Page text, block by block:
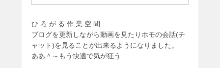
ひ ろ が る 作 業 空 間
ブログを更新しながら動画を見たりホモの会話(チ
ャット)を見ることが出来るようになりました。
ああ＾～もう快適で気が狂う